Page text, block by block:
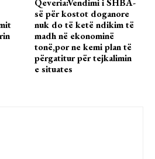
Qeveria:Vendimi i SHBA-
së për kostot doganore
nuk do të ketë ndikim të
madh në ekonominë
tonë,por ne kemi plan të
përgatitur për tejkalimin
e situates